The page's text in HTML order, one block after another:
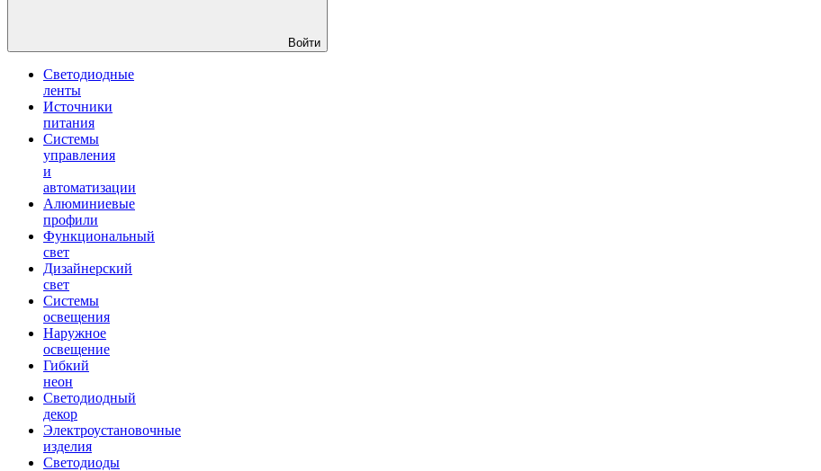
Войти
Светодиодные
ленты
Источники
питания
Системы
управления
и
автоматизации
Алюминиевые
профили
Функциональный
свет
Дизайнерский
свет
Системы
освещения
Наружное
освещение
Гибкий
неон
Светодиодный
декор
Электроустановочные
изделия
Светодиоды